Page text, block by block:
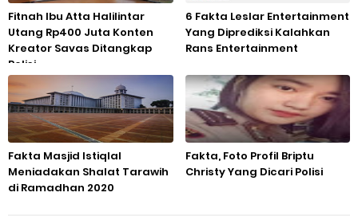
Fitnah Ibu Atta Halilintar
Utang Rp400 Juta Konten
Kreator Savas Ditangkap
Polisi
6 Fakta Leslar Entertainment
Yang Diprediksi Kalahkan
Rans Entertainment
Fakta Masjid Istiqlal
Meniadakan Shalat Tarawih
di Ramadhan 2020
Fakta, Foto Profil Briptu
Christy Yang Dicari Polisi